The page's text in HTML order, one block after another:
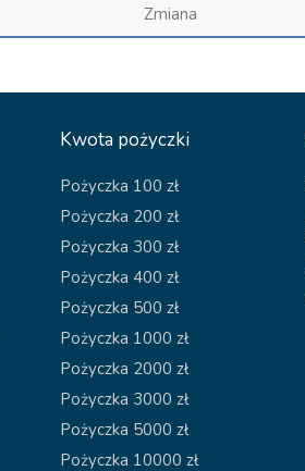
Zmiana
Kwota pożyczki
Pożyczka 100 zł
Pożyczka 200 zł
Pożyczka 300 zł
Pożyczka 400 zł
Pożyczka 500 zł
Pożyczka 1000 zł
Pożyczka 2000 zł
Pożyczka 3000 zł
Pożyczka 5000 zł
Pożyczka 10000 zł